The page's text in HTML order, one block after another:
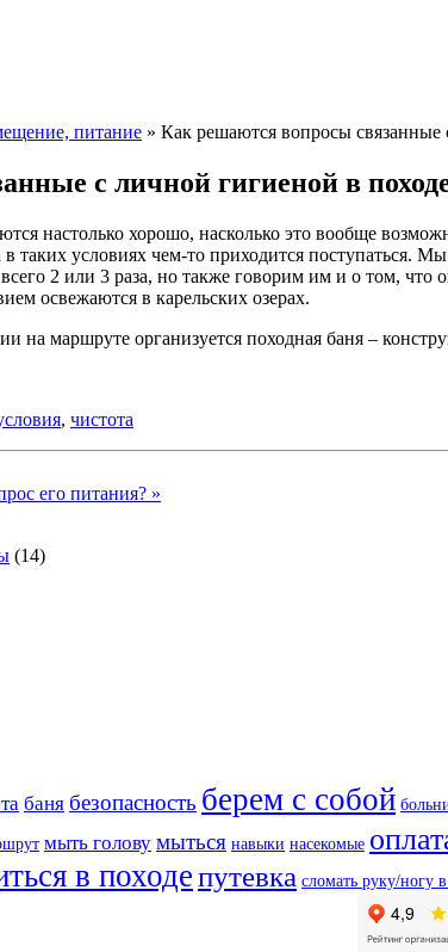
питание » Как решаются вопросы связанные
с личной гигиеной в
настолько хорошо, насколько это вообще
условиях чем-то приходится поступаться.
2 или 3 раза, но также говорим им и о том, что
освежаются в карельских озерах.
на маршруте организуется походная баня –
, чистота
его питания? »
(14)
баня безопасность берем с собой
мыть голову мыться навыки насекомые
в походепутевка сломать руку/ногу